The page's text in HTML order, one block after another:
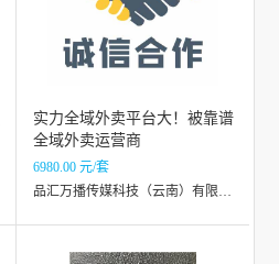
实力全域外卖平台大！被靠谱
全域外卖运营商
6980.00 元/套
品汇万播传媒科技（云南）有限公司